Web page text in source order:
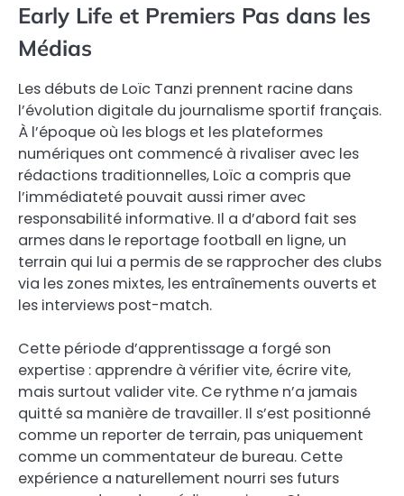
Early Life et Premiers Pas dans les
Médias
Les débuts de Loïc Tanzi prennent racine dans
l’évolution digitale du journalisme sportif français.
À l’époque où les blogs et les plateformes
numériques ont commencé à rivaliser avec les
rédactions traditionnelles, Loïc a compris que
l’immédiateté pouvait aussi rimer avec
responsabilité informative. Il a d’abord fait ses
armes dans le reportage football en ligne, un
terrain qui lui a permis de se rapprocher des clubs
via les zones mixtes, les entraînements ouverts et
les interviews post-match.
Cette période d’apprentissage a forgé son
expertise : apprendre à vérifier vite, écrire vite,
mais surtout valider vite. Ce rythme n’a jamais
quitté sa manière de travailler. Il s’est positionné
comme un reporter de terrain, pas uniquement
comme un commentateur de bureau. Cette
expérience a naturellement nourri ses futurs